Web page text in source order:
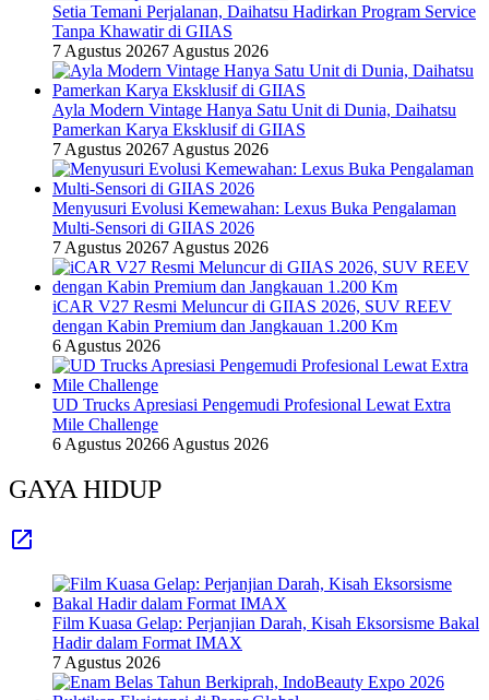
Setia Temani Perjalanan, Daihatsu Hadirkan Program Service
Tanpa Khawatir di GIIAS
7 Agustus 20267 Agustus 2026
Ayla Modern Vintage Hanya Satu Unit di Dunia, Daihatsu
Pamerkan Karya Eksklusif di GIIAS
7 Agustus 20267 Agustus 2026
Menyusuri Evolusi Kemewahan: Lexus Buka Pengalaman
Multi-Sensori di GIIAS 2026
7 Agustus 20267 Agustus 2026
iCAR V27 Resmi Meluncur di GIIAS 2026, SUV REEV
dengan Kabin Premium dan Jangkauan 1.200 Km
6 Agustus 2026
UD Trucks Apresiasi Pengemudi Profesional Lewat Extra
Mile Challenge
6 Agustus 20266 Agustus 2026
GAYA HIDUP
Film Kuasa Gelap: Perjanjian Darah, Kisah Eksorsisme Bakal
Hadir dalam Format IMAX
7 Agustus 2026